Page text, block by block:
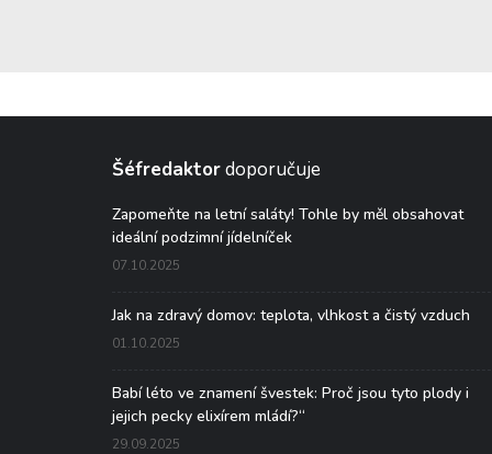
Šéfredaktordoporučuje
Zapomeňte na letní saláty! Tohle by měl obsahovat
ideální podzimní jídelníček
07.10.2025
Jak na zdravý domov: teplota, vlhkost a čistý vzduch
01.10.2025
Babí léto ve znamení švestek: Proč jsou tyto plody i
jejich pecky elixírem mládí?“
29.09.2025